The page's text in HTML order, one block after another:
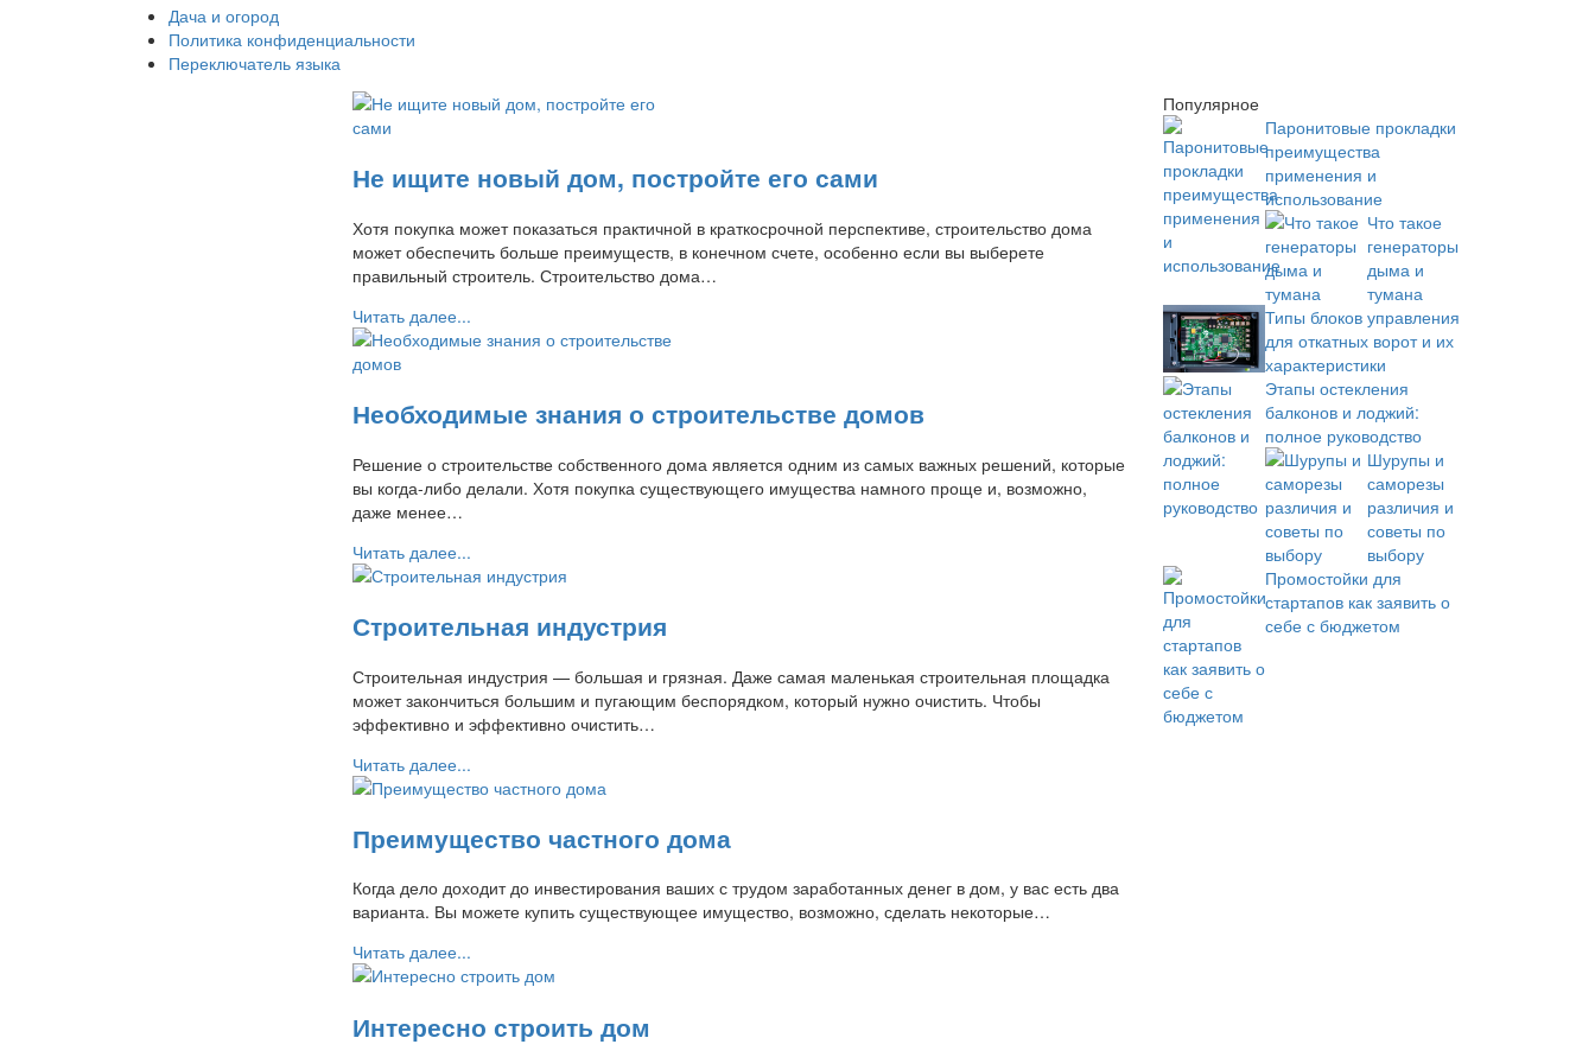
Дача и огород
Политика конфиденциальности
Переключатель языка
Не ищите новый дом, постройте его сами
Хотя покупка может показаться практичной в краткосрочной перспективе, строительство дома
может обеспечить больше преимуществ, в конечном счете, особенно если вы выберете
правильный строитель. Строительство дома…
Читать далее...
Необходимые знания о строительстве домов
Решение о строительстве собственного дома является одним из самых важных решений, которые
вы когда-либо делали. Хотя покупка существующего имущества намного проще и, возможно,
даже менее…
Читать далее...
Строительная индустрия
Строительная индустрия — большая и грязная. Даже самая маленькая строительная площадка
может закончиться большим и пугающим беспорядком, который нужно очистить. Чтобы
эффективно и эффективно очистить…
Читать далее...
Преимущество частного дома
Когда дело доходит до инвестирования ваших с трудом заработанных денег в дом, у вас есть два
варианта. Вы можете купить существующее имущество, возможно, сделать некоторые…
Читать далее...
Интересно строить дом
Популярное
Паронитовые прокладки
преимущества
применения и
использование
Что такое
генераторы
дыма и
тумана
Типы блоков управления
для откатных ворот и их
характеристики
Этапы остекления
балконов и лоджий:
полное руководство
Шурупы и
саморезы
различия и
советы по
выбору
Промостойки для
стартапов как заявить о
себе с бюджетом